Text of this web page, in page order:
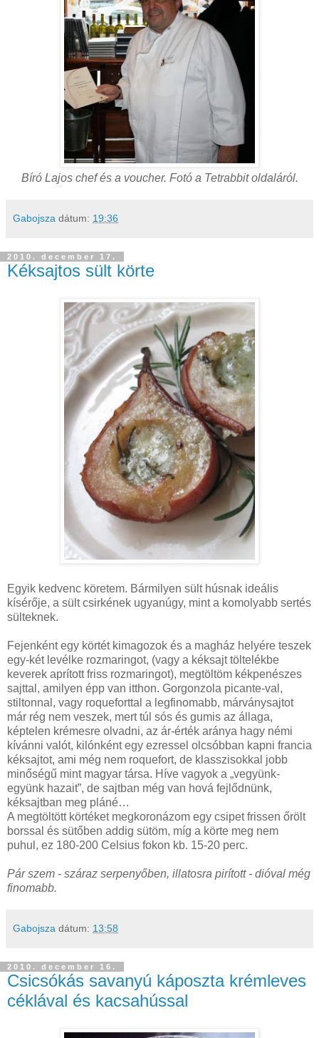
Bíró Lajos chef és a voucher. Fotó a Tetrabbit oldaláról.
Gabojsza dátum: 19:36
2010. december 17.
Kéksajtos sült körte
Egyik kedvenc köretem. Bármilyen sült húsnak ideális
kísérője, a sült csirkének ugyanúgy, mint a komolyabb sertés
sülteknek.
Fejenként egy körtét kimagozok és a magház helyére teszek
egy-két levélke rozmaringot, (vagy a kéksajt töltelékbe
keverek aprított friss rozmaringot), megtöltöm kékpenészes
sajttal, amilyen épp van itthon. Gorgonzola picante-val,
stiltonnal, vagy roqueforttal a legfinomabb, márványsajtot
már rég nem veszek, mert túl sós és gumis az állaga,
képtelen krémesre olvadni, az ár-érték aránya hagy némi
kívánni valót, kilónként egy ezressel olcsóbban kapni francia
kéksajtot, ami még nem roquefort, de klasszisokkal jobb
minőségű mint magyar társa. Híve vagyok a „vegyünk-
együnk hazait”, de sajtban még van hová fejlődnünk,
kéksajtban meg pláné…
A megtöltött körtéket megkoronázom egy csipet frissen őrölt
borssal és sütőben addig sütöm, míg a körte meg nem
puhul, ez 180-200 Celsius fokon kb. 15-20 perc.
Pár szem - száraz serpenyőben, illatosra pirított - dióval még
finomabb.
Gabojsza dátum: 13:58
2010. december 16.
Csicsókás savanyú káposzta krémleves
céklával és kacsahússal